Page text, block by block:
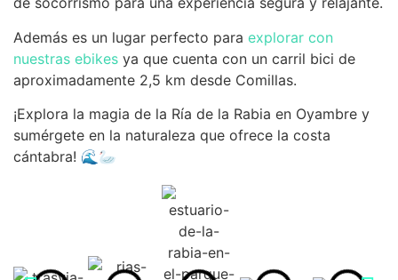
Además es un lugar perfecto para explorar con
nuestras ebikes ya que cuenta con un carril bici de
aproximadamente 2,5 km desde Comillas.
¡Explora la magia de la Ría de la Rabia en Oyambre y
sumérgete en la naturaleza que ofrece la costa
cántabra! 🌊🦢